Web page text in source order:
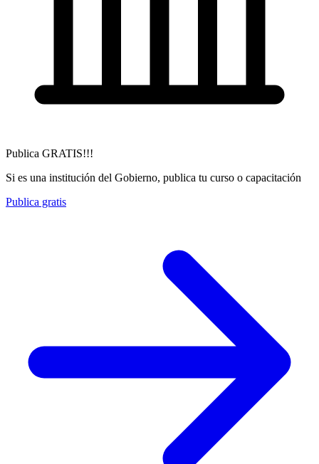
Publica GRATIS!!!
Si es una institución del Gobierno, publica tu curso o capacitación
Publica gratis